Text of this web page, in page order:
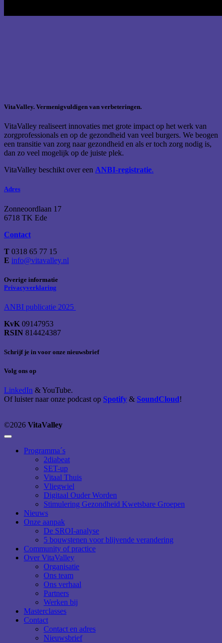
VitaValley. Vermenigvuldigen van verbeteringen.
VitaValley realiseert innovaties met grote impact op het werk van
zorgprofessionals en op de gezondheid van veel burgers. We beogen
een transitie van zorg naar gezondheid en als er toch zorg nodig is,
dan zo veel mogelijk op de juiste plek.
VitaValley beschikt over een ANBI-registratie.
Adres
Zonneoordlaan 17
6718 TK Ede
Contact
T 0318 65 77 15
E info@vitavalley.nl
Overige informatie
Privacyverklaring
ANBI publicatie 2025
KvK 09147953
RSIN 814424387
Schrijf je in voor onze nieuwsbrief
Volg ons op
LinkedIn & YouTube.
Of luister naar onze podcast op Spotify & SoundCloud!
©2026 VitaValley
Programma´s
2diabeat
SET-up
Vitaal Thuis
Vliegwiel
Digitaal Ouder Worden
Stimulering Gezondheid Kwetsbare Groepen
Nieuws
Onze aanpak
De SROI-analyse
5 bouwstenen voor blijvende verandering
Community of practice
Over VitaValley
Organisatie
Ons team
Ons verhaal
Partners
Werken bij
Masterclasses
Contact
Contact en adres
Nieuwsbrief